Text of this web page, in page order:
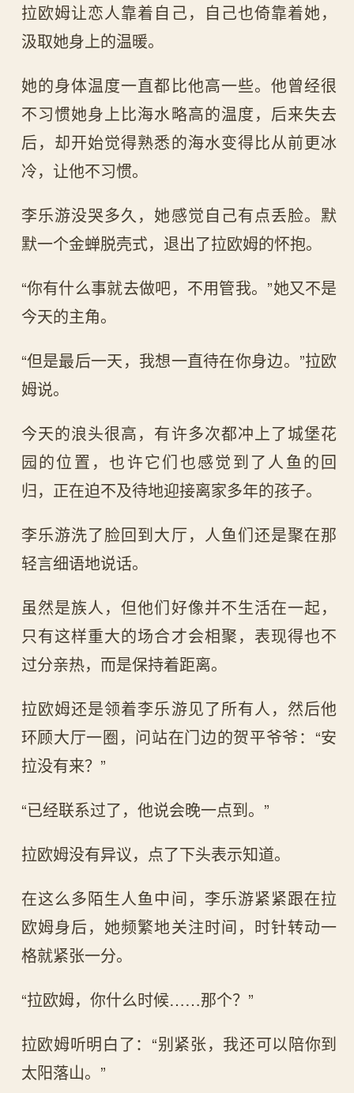
拉欧姆让恋人靠着自己，自己也倚靠着她，
汲取她身上的温暖。
她的身体温度一直都比他高一些。他曾经很
不习惯她身上比海水略高的温度，后来失去
后，却开始觉得熟悉的海水变得比从前更冰
冷，让他不习惯。
李乐游没哭多久，她感觉自己有点丢脸。默
默一个金蝉脱壳式，退出了拉欧姆的怀抱。
“你有什么事就去做吧，不用管我。”她又不是
今天的主角。
“但是最后一天，我想一直待在你身边。”拉欧
姆说。
今天的浪头很高，有许多次都冲上了城堡花
园的位置，也许它们也感觉到了人鱼的回
归，正在迫不及待地迎接离家多年的孩子。
李乐游洗了脸回到大厅，人鱼们还是聚在那
轻言细语地说话。
虽然是族人，但他们好像并不生活在一起，
只有这样重大的场合才会相聚，表现得也不
过分亲热，而是保持着距离。
拉欧姆还是领着李乐游见了所有人，然后他
环顾大厅一圈，问站在门边的贺平爷爷：“安
拉没有来？”
“已经联系过了，他说会晚一点到。”
拉欧姆没有异议，点了下头表示知道。
在这么多陌生人鱼中间，李乐游紧紧跟在拉
欧姆身后，她频繁地关注时间，时针转动一
格就紧张一分。
“拉欧姆，你什么时候……那个？”
拉欧姆听明白了：“别紧张，我还可以陪你到
太阳落山。”